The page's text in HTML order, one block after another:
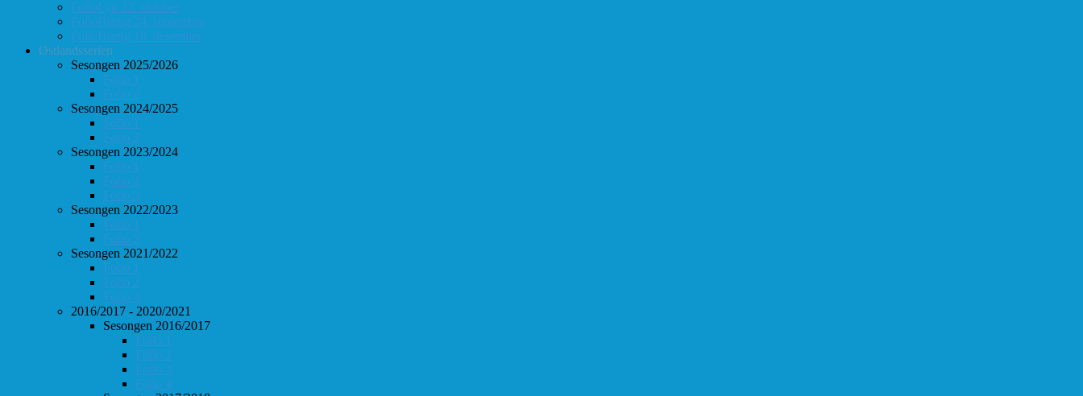
FolloLyn 22. oktober
FolloHurtig 24. september
FolloHurtig 10. desember
Østlandsserien
Sesongen 2025/2026
Follo 1
Follo 2
Sesongen 2024/2025
Follo 1
Follo 2
Sesongen 2023/2024
Follo 1
Follo 2
Follo 3
Sesongen 2022/2023
Follo 1
Follo 2
Sesongen 2021/2022
Follo 1
Follo 2
Follo 3
2016/2017 - 2020/2021
Sesongen 2016/2017
Follo 1
Follo 2
Follo 3
Follo 4